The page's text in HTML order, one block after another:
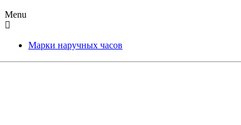
Menu
Марки наручных часов